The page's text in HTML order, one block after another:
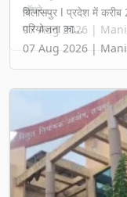
बिलासपुर l प्रदेश में
परियोजना का...
07 Aug 2026 |